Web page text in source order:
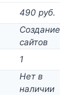
490 руб.
Создание
сайтов
1
Нет в
наличии